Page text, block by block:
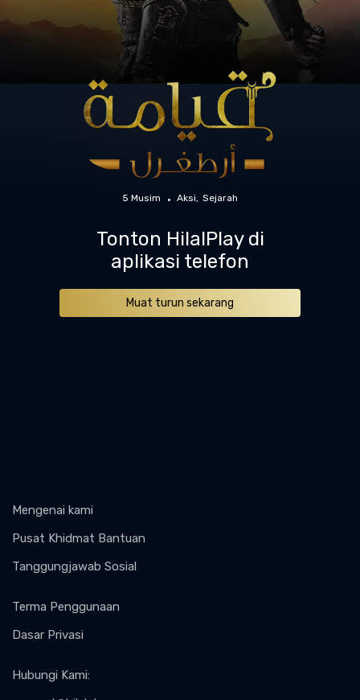
5 Musim Aksi Sejarah
Tonton HilalPlay di
aplikasi telefon
Muat turun sekarang
Mengenai kami
Pusat Khidmat Bantuan
Tanggungjawab Sosial
Terma Penggunaan
Dasar Privasi
Hubungi Kami: